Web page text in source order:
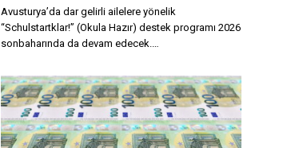
Avusturya’da dar gelirli ailelere yönelik
“Schulstartklar!” (Okula Hazır) destek programı 2026
sonbaharında da devam edecek.…